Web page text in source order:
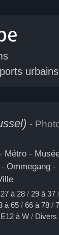
urbains
-
Métro -
- Ommegang -
27 à 28 / 29 à 37
à 65 / 66 à 78 /
E12 à W / Divers